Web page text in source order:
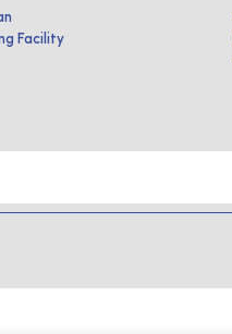
Facility